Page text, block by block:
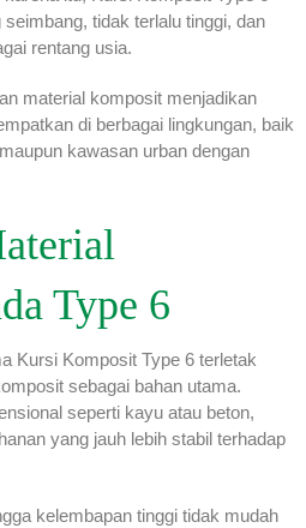
tidak terlalu tinggi, dan
rentang usia.
material komposit menjadikan
di berbagai lingkungan, baik
kawasan urban dengan
Type 6
Kursi Komposit Type 6 terletak
sebagai bahan utama.
seperti kayu atau beton,
yang jauh lebih stabil terhadap
kelembapan tinggi tidak mudah